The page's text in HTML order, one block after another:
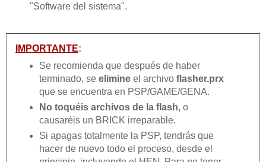
"Software del sistema".
IMPORTANTE:
Se recomienda que después de haber
terminado, se elimine el archivo flasher.prx
que se encuentra en PSP/GAME/GENA.
No toquéis archivos de la flash, o
causaréis un BRICK irreparable.
Si apagas totalmente la PSP, tendrás que
hacer de nuevo todo el proceso, desde el